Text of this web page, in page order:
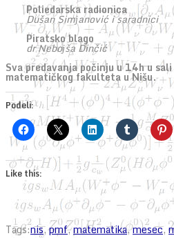
Poliedarska radionica
Dušan Simјanović i saradnici
Piratsko blago
dr Neboјša Dinčić
Sva predavanja počinju u 14h u
matematičkog fakulteta u Nišu.
Podeli:
Like this:
Tags:nis,pmf,matematika,mesec,